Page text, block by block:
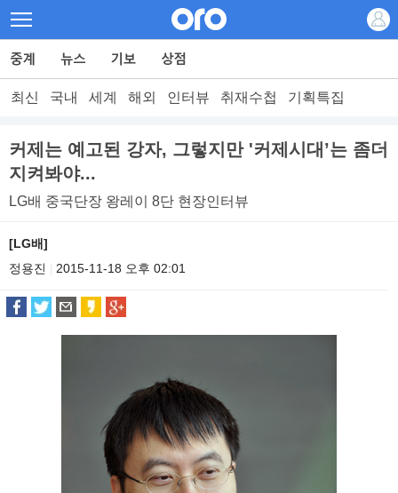
최신 국내 세계 해외 인터뷰 취재수첩 기획특집
커제는 예고된 강자, 그렇지만 '커제시대’는 좀더
지켜봐야...
LG배 중국단장 왕레이 8단 현장인터뷰
[LG배]
정용진
2015-11-18 오후 02:01